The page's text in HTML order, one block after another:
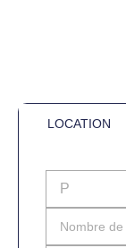
LOCATION
Nombre